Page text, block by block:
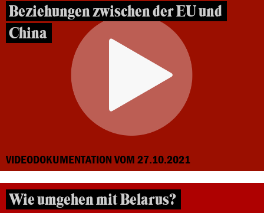
Beziehungen zwischen der EU und
China
VIDEODOKUMENTATION VOM 27.10.2021
Wie umgehen mit Belarus?